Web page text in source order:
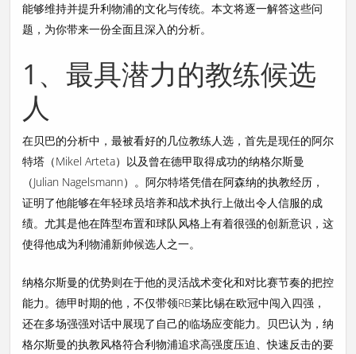
能够维持并提升利物浦的文化与传统。本文将逐一解答这些问
题，为你带来一份全面且深入的分析。
1、最具潜力的教练候选
人
在贝巴的分析中，最被看好的几位教练人选，首先是现任的阿尔
特塔（Mikel Arteta）以及曾在德甲取得成功的纳格尔斯曼
（Julian Nagelsmann）。阿尔特塔凭借在阿森纳的执教经历，
证明了他能够在年轻球员培养和战术执行上做出令人信服的成
绩。尤其是他在阵型布置和球队风格上有着很强的创新意识，这
使得他成为利物浦新帅候选人之一。
纳格尔斯曼的优势则在于他的灵活战术变化和对比赛节奏的把控
能力。德甲时期的他，不仅带领RB莱比锡在欧冠中闯入四强，
还在多场强强对话中展现了自己的临场应变能力。贝巴认为，纳
格尔斯曼的执教风格符合利物浦追求高强度压迫、快速反击的要